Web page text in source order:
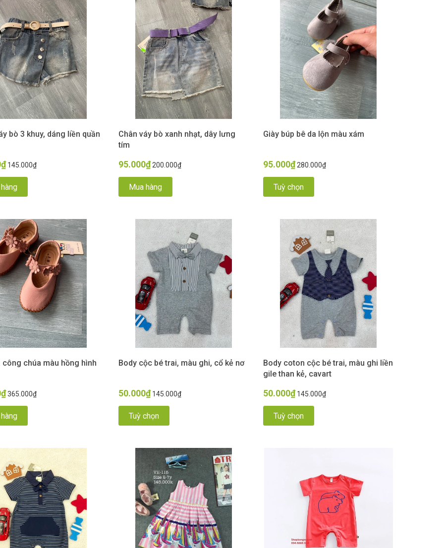
bò 3 khuy, dáng liền quần
145.000₫
Chân váy bò xanh nhạt, dây lưng
tím
95.000₫ 200.000₫
Mua hàng
Giày búp bê da lộn màu xám
95.000₫ 280.000₫
Tuỳ chọn
công chúa màu hồng hình
365.000₫
Body cộc bé trai, màu ghi, cổ kẻ nơ
50.000₫ 145.000₫
Tuỳ chọn
Body coton cộc bé trai, màu ghi liền
gile than kẻ, cavart
50.000₫ 145.000₫
Tuỳ chọn